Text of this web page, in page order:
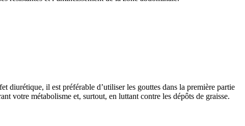
diurétique, il est préférable d’utiliser les gouttes dans la première partie
votre métabolisme et, surtout, en luttant contre les dépôts de graisse.